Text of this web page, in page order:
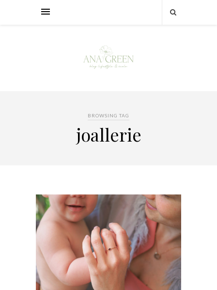
BROWSING TAG
joallerie